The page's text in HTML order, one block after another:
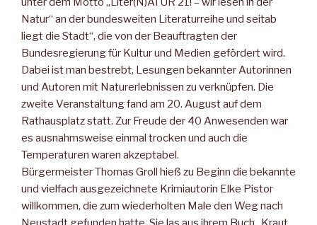
Natur“ an der bundesweiten Literaturreihe und seitab
liegt die Stadt“, die von der Beauftragten der
Bundesregierung für Kultur und Medien gefördert wird.
Dabei ist man bestrebt, Lesungen bekannter Autorinnen
und Autoren mit Naturerlebnissen zu verknüpfen. Die
zweite Veranstaltung fand am 20. August auf dem
Rathausplatz statt. Zur Freude der 40 Anwesenden war
es ausnahmsweise einmal trocken und auch die
Temperaturen waren akzeptabel.
Bürgermeister Thomas Groll hieß zu Beginn die bekannte
und vielfach ausgezeichnete Krimiautorin Elke Pistor
willkommen, die zum wiederholten Male den Weg nach